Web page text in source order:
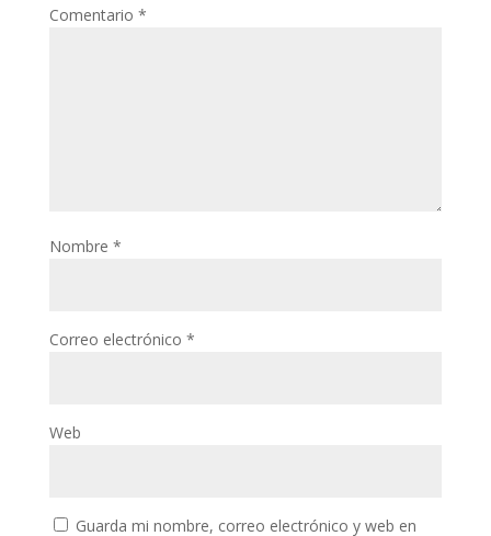
Comentario *
Nombre *
Correo electrónico *
Web
Guarda mi nombre, correo electrónico y web en